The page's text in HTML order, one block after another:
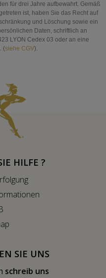
für drei Jahre aufbewahrt. Gemäß
ist, haben Sie das Recht auf
und Löschung sowie ein
Daten, schriftlich an
LYON Cedex 03 oder an eine
(siehe CGV).
HILFE ?
SIE UNS
schreib uns